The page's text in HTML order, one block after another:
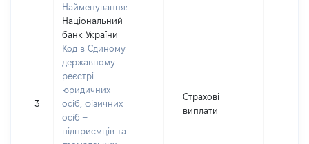
3
Найменування:
Національний
банк України
Код в Єдиному
державному
реєстрі
юридичних
осіб, фізичних
осіб –
підприємців та
Страхові
виплати